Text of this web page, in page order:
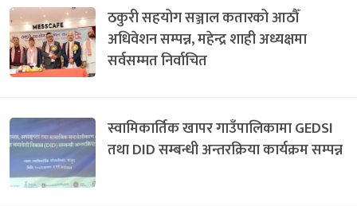
ठकुरी सहयोग सञ्जाल कतारको आठौँ
अधिवेशन सम्पन्न, महेन्द्र शाही अध्यक्षमा
सर्वसम्मत निर्वाचित
स्वामिकार्तिक खापर गाउँपालिकामा GEDSI
तथा DID सम्बन्धी अन्तरक्रिया कार्यक्रम सम्पन्न